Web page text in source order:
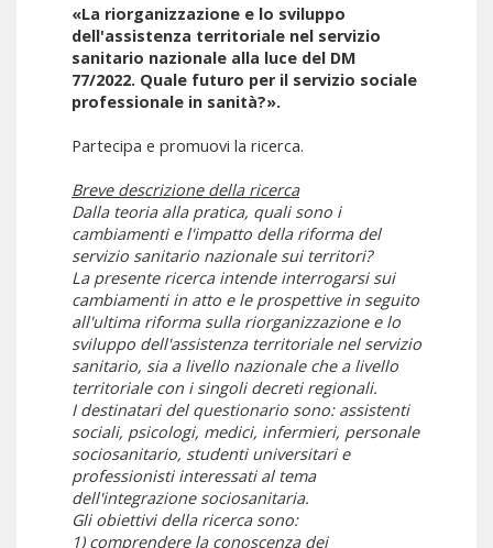
«La riorganizzazione e lo sviluppo
dell'assistenza territoriale nel servizio
sanitario nazionale alla luce del DM
77/2022. Quale futuro per il servizio sociale
professionale in sanità?».
Partecipa e promuovi la ricerca.
Breve descrizione della ricerca
Dalla teoria alla pratica, quali sono i
cambiamenti e l'impatto della riforma del
servizio sanitario nazionale sui territori?
La presente ricerca intende interrogarsi sui
cambiamenti in atto e le prospettive in seguito
all'ultima riforma sulla riorganizzazione e lo
sviluppo dell'assistenza territoriale nel servizio
sanitario, sia a livello nazionale che a livello
territoriale con i singoli decreti regionali.
I destinatari del questionario sono: assistenti
sociali, psicologi, medici, infermieri, personale
sociosanitario, studenti universitari e
professionisti interessati al tema
dell'integrazione sociosanitaria.
Gli obiettivi della ricerca sono:
1) comprendere la conoscenza dei